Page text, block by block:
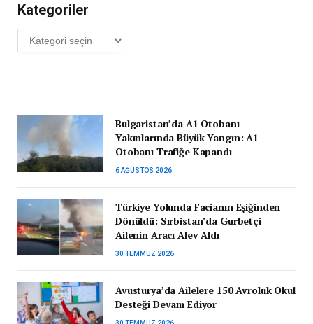
Kategoriler
Kategoriler
Bulgaristan’da A1 Otobanı
Yakınlarında Büyük Yangın: A1
Otobanı Trafiğe Kapandı
6 AĞUSTOS 2026
Türkiye Yolunda Facianın Eşiğinden
Dönüldü: Sırbistan’da Gurbetçi
Ailenin Aracı Alev Aldı
30 TEMMUZ 2026
Avusturya’da Ailelere 150 Avroluk Okul
Desteği Devam Ediyor